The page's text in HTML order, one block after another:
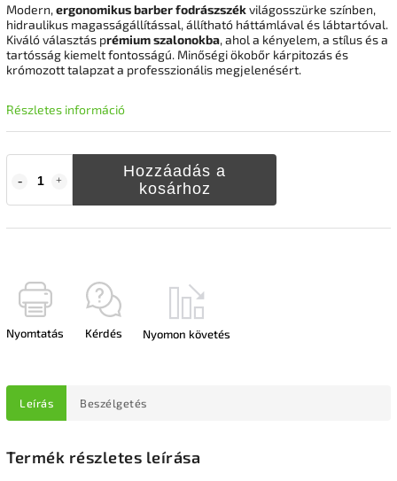
Hozzáadás a
kosárhoz
Modern,ergonomikus barber fodrászszékvilágosszürke színben,
hidraulikus magasságállítással, állítható háttámlával és lábtartóval.
Kiváló választás prémium szalonokba, ahol a kényelem, a stílus és a
tartósság kiemelt fontosságú. Minőségi ökobőr kárpitozás és
krómozott talapzat a professzionális megjelenésért.
Részletes információ
Nyomtatás Kérdés Nyomon követés
Leírás Beszélgetés
Termék részletes leírása